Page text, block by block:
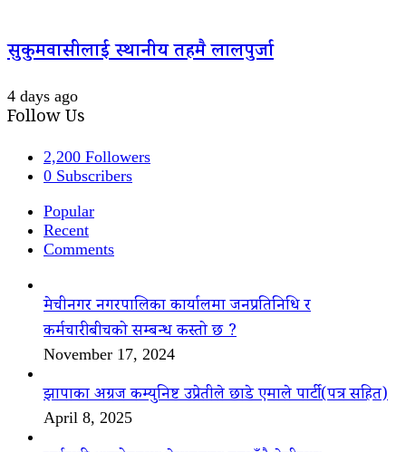
सुकुमवासीलाई स्थानीय तहमै लालपुर्जा
4 days ago
Follow Us
2,200 Followers
0 Subscribers
Popular
Recent
Comments
मेचीनगर नगरपालिका कार्यालमा जनप्रतिनिधि र
कर्मचारीबीचको सम्बन्ध कस्तो छ ?
November 17, 2024
झापाका अग्रज कम्युनिष्ट उप्रेतीले छाडे एमाले पार्टी(पत्र सहित)
April 8, 2025